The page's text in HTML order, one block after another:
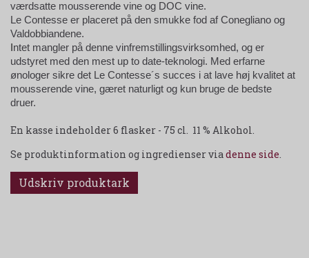
værdsatte mousserende vine og DOC vine.
Le Contesse er placeret på den smukke fod af Conegliano og
Valdobbiandene.
ntet mangler på denne vinfremstillingsvirksomhed, og er
udstyret med den mest up to date-teknologi. Med erfarne
ønologer sikre det Le Contesse´s succes i at lave høj kvalitet at
mousserende vine, gæret naturligt og kun bruge de bedste
druer.
En kasse indeholder 6 flasker - 75 cl. 11 % Alkohol.
Se produktinformation og ingredienser viadenne side.
Udskriv produktark